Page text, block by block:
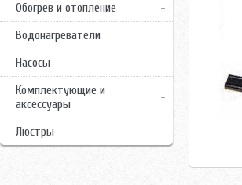
Обогрев и отопление
Водонагреватели
Насосы
Комплектующие и
аксессуары
Люстры